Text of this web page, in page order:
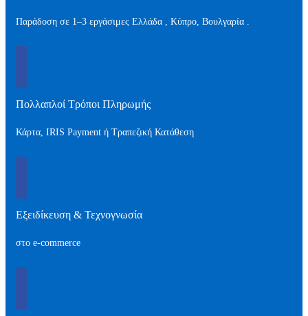
Παράδοση σε 1–3 εργάσιμες Ελλάδα , Kύπρο, Βουλγαρία .
Πολλαπλοί Τρόποι Πληρωμής
Κάρτα, IRIS Payment ή Τραπεζική Κατάθεση
Εξειδίκευση & Τεχνογνωσία
στο e-commerce